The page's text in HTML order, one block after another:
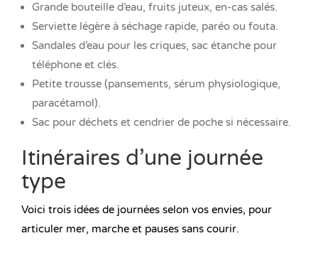
Grande bouteille d’eau, fruits juteux, en-cas salés.
Serviette légère à séchage rapide, paréo ou fouta.
Sandales d’eau pour les criques, sac étanche pour
téléphone et clés.
Petite trousse (pansements, sérum physiologique,
paracétamol).
Sac pour déchets et cendrier de poche si nécessaire.
Itinéraires d’une journée
type
Voici trois idées de journées selon vos envies, pour
articuler mer, marche et pauses sans courir.